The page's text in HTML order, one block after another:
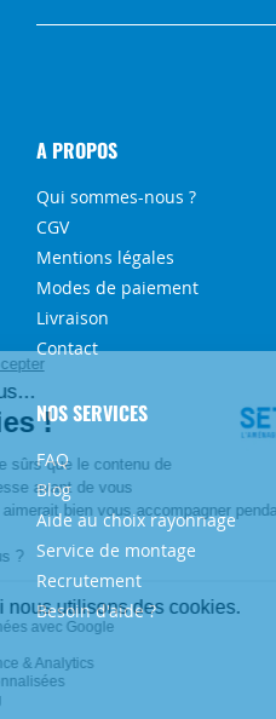
A PROPOS
Qui sommes-nous ?
CGV
Mentions légales
Modes de paiement
Livraison
Contact
NOS SERVICES
FAQ
Blog
Aide au choix rayonnage
Service de montage
Recrutement
Besoin d'aide ?